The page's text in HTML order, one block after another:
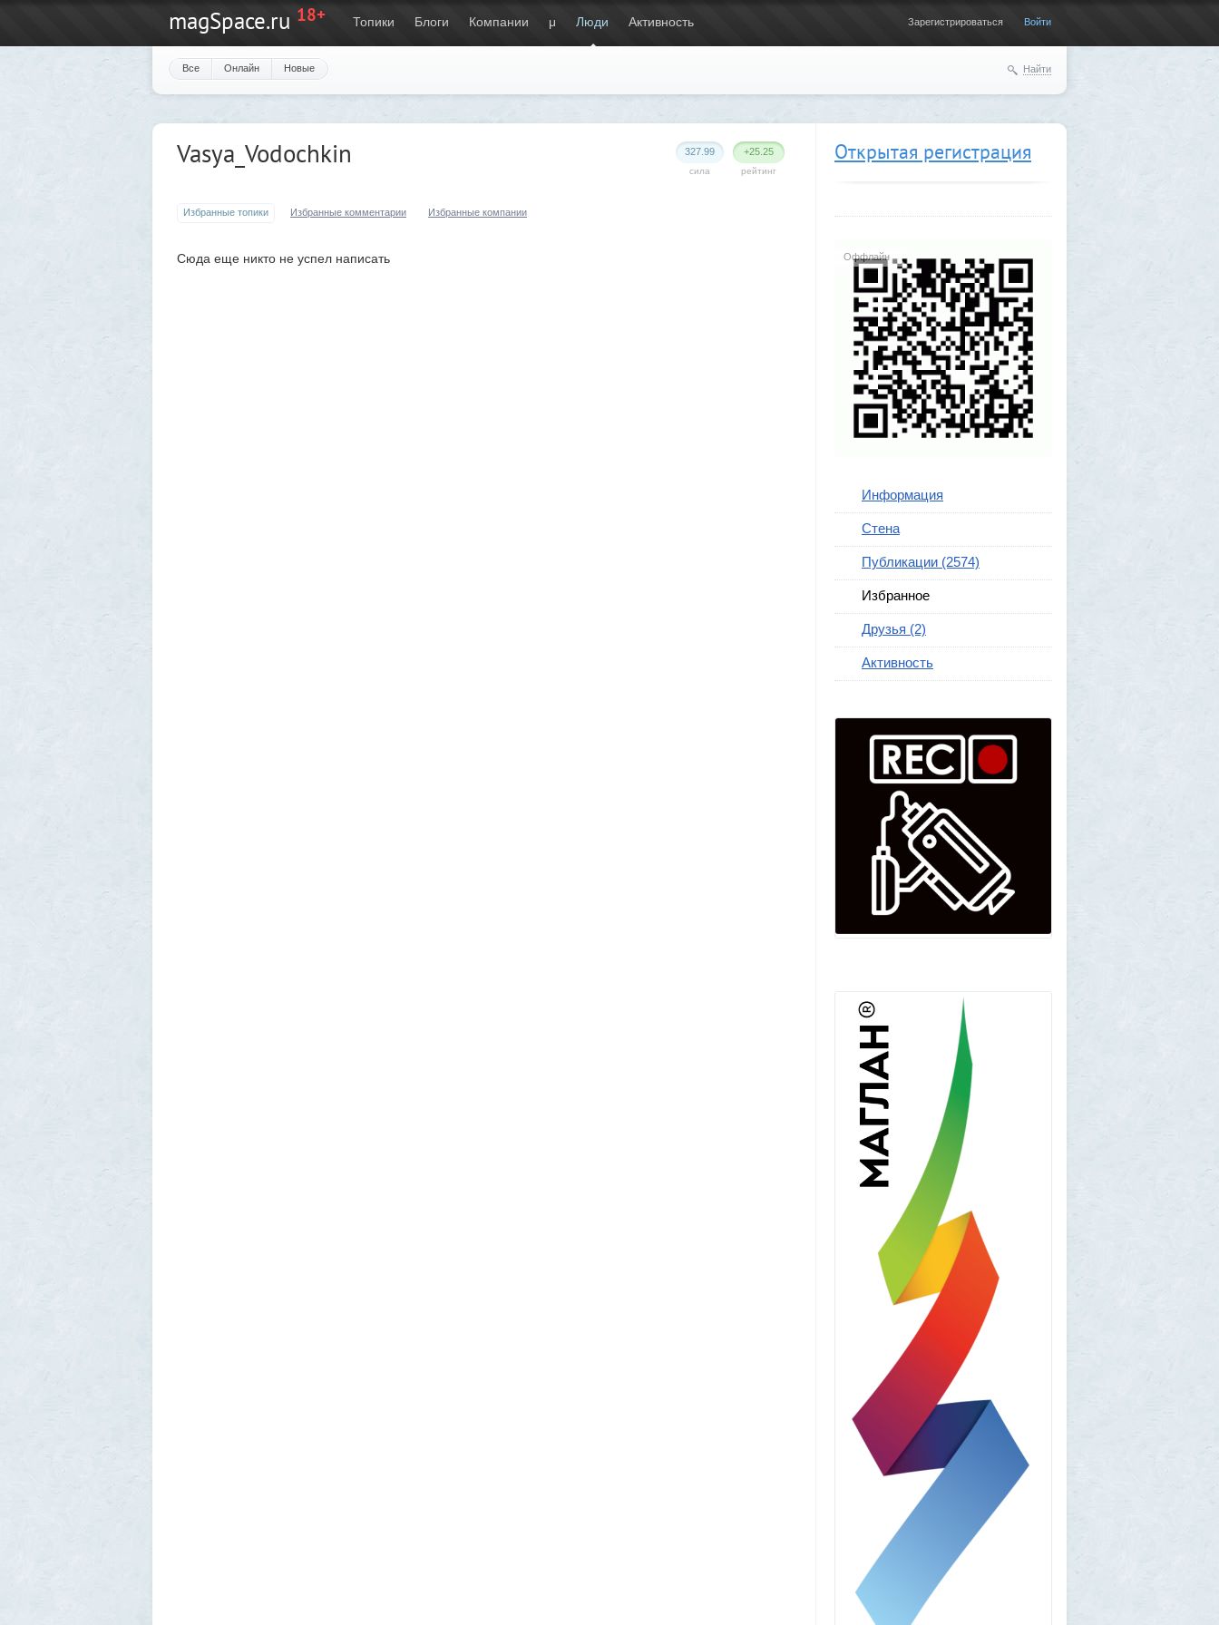
magSpace.ru 18+ Топики Блоги Компании μ Люди Активность Зарегистрироваться Войти
Все Онлайн Новые Найти
Открытая регистрация
Оффлайн
Информация
Стена
Публикации (2574)
Избранное
Друзья (2)
Активность
+25.25
рейтинг
327.99
сила
Vasya_Vodochkin
Избранные топики Избранные комментарии Избранные компании
Сюда еще никто не успел написать